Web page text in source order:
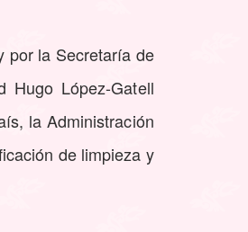
por la Secretaría de
Hugo López-Gatell
la Administración
de limpieza y